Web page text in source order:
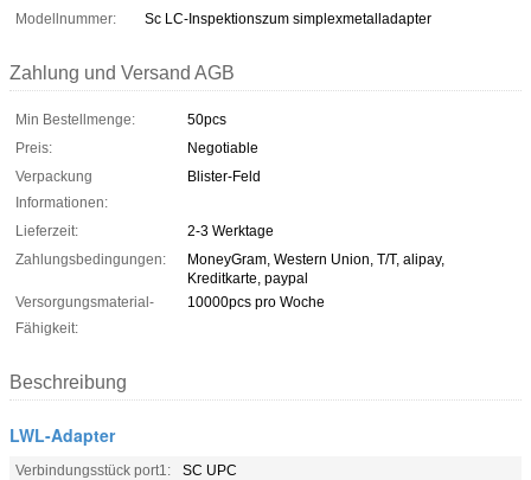
Modellnummer:
Sc LC-Inspektionszum simplexmetalladapter
Zahlung und Versand AGB
Min Bestellmenge:
50pcs
Preis:
Negotiable
Verpackung
Informationen:
Blister-Feld
Lieferzeit:
2-3 Werktage
Zahlungsbedingungen:
MoneyGram, Western Union, T/T, alipay,
Kreditkarte, paypal
Versorgungsmaterial-
Fähigkeit:
10000pcs pro Woche
Beschreibung
LWL-Adapter
Verbindungsstück port1:
SC UPC